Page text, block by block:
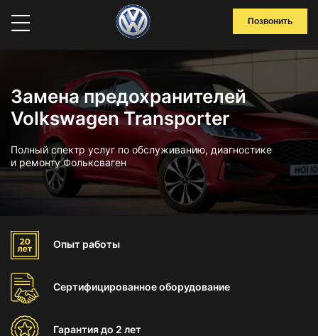
Позвонить
Замена предохранителей
Volkswagen Transporter
Полный спектр услуг по обслуживанию, диагностике
и ремонту Фольксваген
Опыт работы
Сертифицированноеоборудование
Гарантиядо 2 лет